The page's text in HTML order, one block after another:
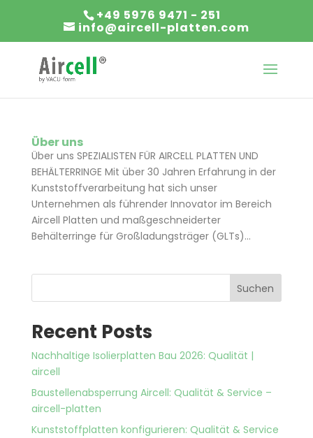
+49 5976 9471 - 251
info@aircell-platten.com
Über uns
Über uns SPEZIALISTEN FÜR AIRCELL PLATTEN UND
BEHÄLTERRINGE Mit über 30 Jahren Erfahrung in der
Kunststoffverarbeitung hat sich unser
Unternehmen als führender Innovator im Bereich
Aircell Platten und maßgeschneiderter
Behälterringe für Großladungsträger (GLTs)...
Suchen
Recent Posts
Nachhaltige Isolierplatten Bau 2026: Qualität |
aircell
Baustellenabsperrung Aircell: Qualität & Service –
aircell-platten
Kunststoffplatten konfigurieren: Qualität & Service